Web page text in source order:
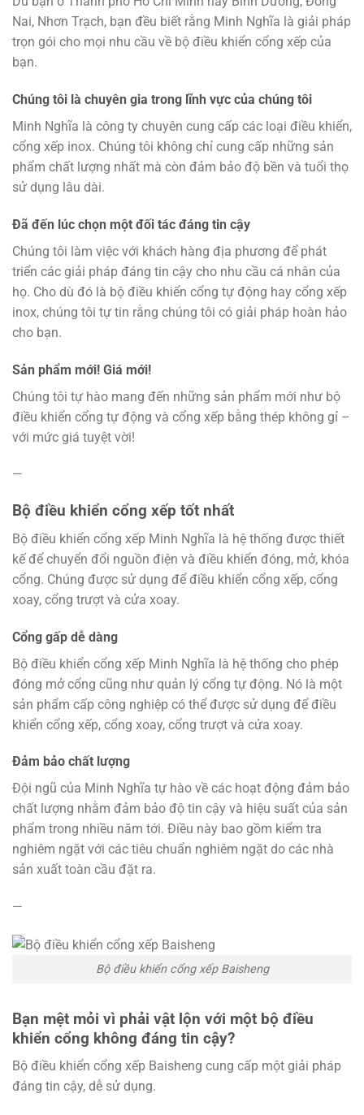
Nai, Nhơn Trạch, bạn đều biết rằng Minh Nghĩa là giải pháp
trọn gói cho mọi nhu cầu về bộ điều khiển cổng xếp của
bạn.
Chúng tôi là chuyên gia trong lĩnh vực của chúng tôi
Minh Nghĩa là công ty chuyên cung cấp các loại điều khiển,
cổng xếp inox. Chúng tôi không chỉ cung cấp những sản
phẩm chất lượng nhất mà còn đảm bảo độ bền và tuổi thọ
sử dụng lâu dài.
Đã đến lúc chọn một đối tác đáng tin cậy
Chúng tôi làm việc với khách hàng địa phương để phát
triển các giải pháp đáng tin cậy cho nhu cầu cá nhân của
họ. Cho dù đó là bộ điều khiển cổng tự động hay cổng xếp
inox, chúng tôi tự tin rằng chúng tôi có giải pháp hoàn hảo
cho bạn.
Sản phẩm mới! Giá mới!
Chúng tôi tự hào mang đến những sản phẩm mới như bộ
điều khiển cổng tự động và cổng xếp bằng thép không gỉ –
với mức giá tuyệt vời!
—
Bộ điều khiển cổng xếp tốt nhất
Bộ điều khiển cổng xếp Minh Nghĩa là hệ thống được thiết
kế để chuyển đổi nguồn điện và điều khiển đóng, mở, khóa
cổng. Chúng được sử dụng để điều khiển cổng xếp, cổng
xoay, cổng trượt và cửa xoay.
Cổng gấp dễ dàng
Bộ điều khiển cổng xếp Minh Nghĩa là hệ thống cho phép
đóng mở cổng cũng như quản lý cổng tự động. Nó là một
sản phẩm cấp công nghiệp có thể được sử dụng để điều
khiển cổng xếp, cổng xoay, cổng trượt và cửa xoay.
Đảm bảo chất lượng
Đội ngũ của Minh Nghĩa tự hào về các hoạt động đảm bảo
chất lượng nhằm đảm bảo độ tin cậy và hiệu suất của sản
phẩm trong nhiều năm tới. Điều này bao gồm kiểm tra
nghiêm ngặt với các tiêu chuẩn nghiêm ngặt do các nhà
sản xuất toàn cầu đặt ra.
—
Bộ điều khiển cổng xếp Baisheng
Bạn mệt mỏi vì phải vật lộn với một bộ điều
khiển cổng không đáng tin cậy?
Bộ điều khiển cổng xếp Baisheng cung cấp một giải pháp
đáng tin cậy, dễ sử dụng.